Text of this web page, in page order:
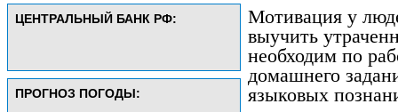
ЦЕНТРАЛЬНЫЙ БАНК РФ:
ПРОГНОЗ ПОГОДЫ:
Мотивация у
выучить
необходим по
домашнего
языковых